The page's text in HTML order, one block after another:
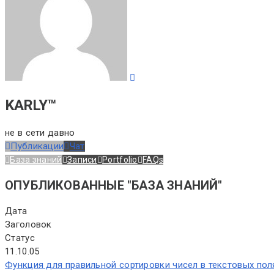
KARLY™
не в сети давно
Публикации
Чат
База знаний Записи Portfolio FAQs
ОПУБЛИКОВАННЫЕ "БАЗА ЗНАНИЙ"
Дата
Заголовок
Статус
11.10.05
Функция для правильной сортировки чисел в текстовых